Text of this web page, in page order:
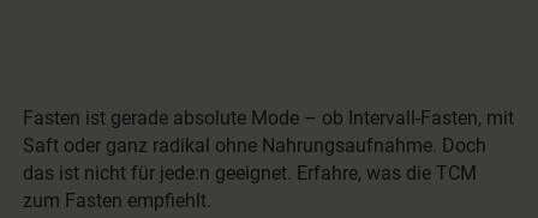
Fasten ist gerade absolute Mode – ob Intervall-Fasten, mit
Saft oder ganz radikal ohne Nahrungsaufnahme. Doch
das ist nicht für jede:n geeignet. Erfahre, was die TCM
zum Fasten empfiehlt.